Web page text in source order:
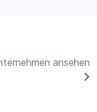
ansehen